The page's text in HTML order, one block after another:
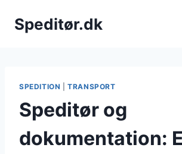
Speditør.dk
SPEDITION |TRANSPORT
Speditør og
dokumentation: